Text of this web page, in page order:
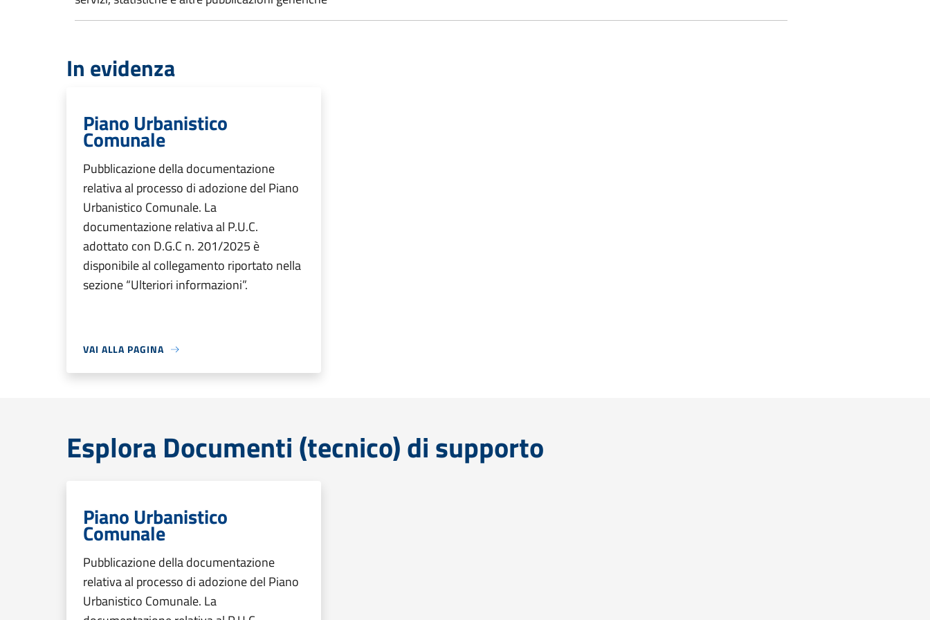
In evidenza
Piano Urbanistico
Comunale
Pubblicazione della documentazione
relativa al processo di adozione del Piano
Urbanistico Comunale. La
documentazione relativa al P.U.C.
adottato con D.G.C n. 201/2025 è
disponibile al collegamento riportato nella
sezione “Ulteriori informazioni”.
VAI ALLA PAGINA
Esplora Documenti (tecnico) di supporto
Piano Urbanistico
Comunale
Pubblicazione della documentazione
relativa al processo di adozione del Piano
Urbanistico Comunale. La